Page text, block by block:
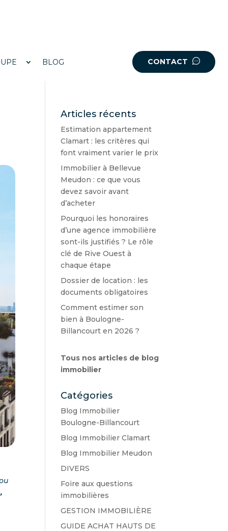
BLOG CONTACT
Articles récents
Estimation appartement
Clamart : les critères qui
font vraiment varier le prix
Immobilier à Bellevue
Meudon : ce que vous
devez savoir avant
d’acheter
Pourquoi les honoraires
d’une agence immobilière
sont-ils justifiés ? Le rôle
clé de Rive Ouest à
chaque étape
Dossier de location : les
documents obligatoires
Comment estimer son
bien à Boulogne-
Billancourt en 2026 ?
Tous nos articles de blog
immobilier
Catégories
Blog Immobilier
Boulogne-Billancourt
Blog Immobilier Clamart
Blog Immobilier Meudon
DIVERS
Foire aux questions
immobilières
GESTION IMMOBILIÈRE
GUIDE ACHAT HAUTS DE